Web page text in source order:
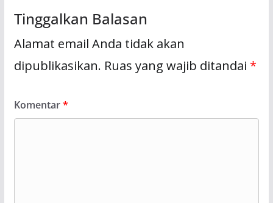
Tinggalkan Balasan
Alamat email Anda tidak akan
dipublikasikan. Ruas yang wajib ditandai *
Komentar*